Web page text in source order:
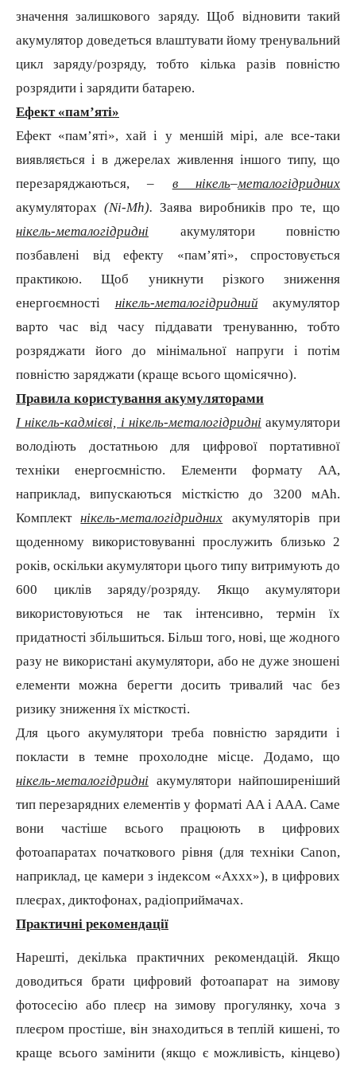
значення залишкового заряду. Щоб відновити такий
акумулятор доведеться влаштувати йому тренувальний
цикл заряду/розряду, тобто кілька разів повністю
розрядити і зарядити батарею.
Ефект «пам’яті»
Ефект «пам’яті», хай і у меншій мірі, але все-таки
виявляється і в джерелах живлення іншого типу, що
перезаряджаються, – в нікель–металогідридних
акумуляторах (Ni-Mh). Заява виробників про те, що
нікель-металогідридні акумулятори повністю
позбавлені від ефекту «пам’яті», спростовується
практикою. Щоб уникнути різкого зниження
енергоємності нікель-металогідриднийакумулятор
варто час від часу піддавати тренуванню, тобто
розряджати його до мінімальної напруги і потім
повністю заряджати (краще всього щомісячно).
Правила користування акумуляторами
І нікель-кадмієві, і нікель-металогідридні акумулятори
володіють достатньою для цифрової портативної
техніки енергоємністю. Елементи формату АА,
наприклад, випускаються місткістю до 3200 мАh.
Комплектнікель-металогідридних акумуляторів при
щоденному використовуванні прослужить близько 2
років, оскільки акумулятори цього типу витримують до
600 циклів заряду/розряду. Якщо акумулятори
використовуються не так інтенсивно, термін їх
придатності збільшиться. Більш того, нові, ще жодного
разу не використані акумулятори, або не дуже зношені
елементи можна берегти досить тривалий час без
ризику зниження їх місткості.
Для цього акумулятори треба повністю зарядити і
покласти в темне прохолодне місце. Додамо, що
нікель-металогідридні акумулятори найпоширеніший
тип перезарядних елементів у форматі АА і ААА. Саме
вони частіше всього працюють в цифрових
фотоапаратах початкового рівня (для техніки Canon,
наприклад, це камери з індексом «Аххх»), в цифрових
плеєрах, диктофонах, радіоприймачах.
Практичні рекомендації
Нарешті, декілька практичних рекомендацій. Якщо
доводиться брати цифровий фотоапарат на зимову
фотосесію або плеєр на зимову прогулянку, хоча з
плеєром простіше, він знаходиться в теплій кишені, то
краще всього замінити (якщо є можливість, кінцево)